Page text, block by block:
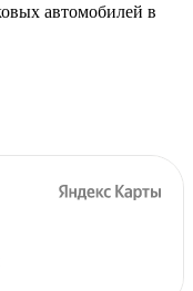
автомобилей в